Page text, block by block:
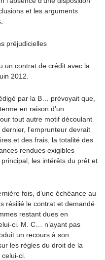
et les arguments
préjudicielles
un contrat de crédit avec la
2012.
par la B… prévoyait que,
en raison d’un
tout autre motif découlant
l’emprunteur devrait
et des frais, la totalité des
rendues exigibles
les intérêts du prêt et
fois, d’une échéance au
résilié le contrat et demandé
restant dues en
ci. M. C… n’ayant pas
un recours à son
les règles du droit de la
ci.